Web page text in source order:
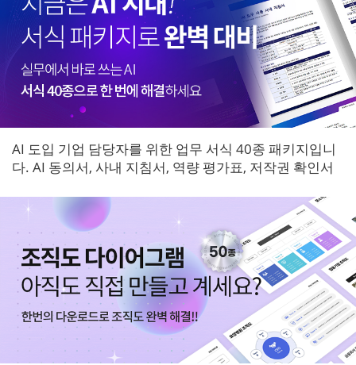
AI 도입 기업 담당자를 위한 업무 서식 40종 패키지입니
다. AI 동의서, 사내 지침서, 역량 평가표, 저작권 확인서